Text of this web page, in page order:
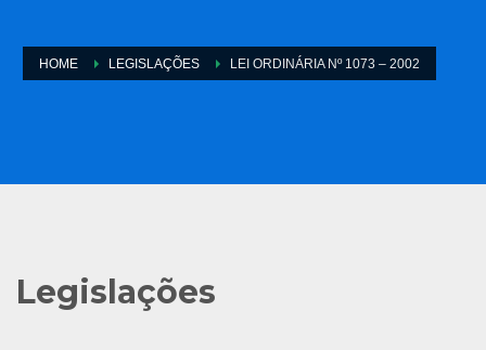
HOME LEGISLAÇÕES LEI ORDINÁRIA Nº 1073 – 2002
Legislações